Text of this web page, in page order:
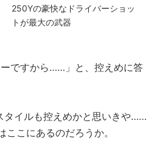
250Yの豪快なドライバーショッ
トが最大の武器
ーですから……」と、控えめに答
タイルも控えめかと思いきや……
こにあるのだろうか。